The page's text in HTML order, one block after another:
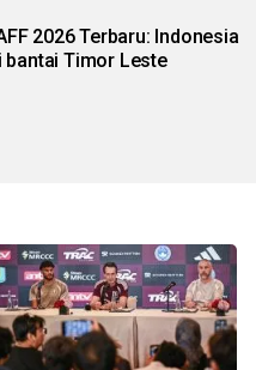
2026 Terbaru: Indonesia
bantai Timor Leste